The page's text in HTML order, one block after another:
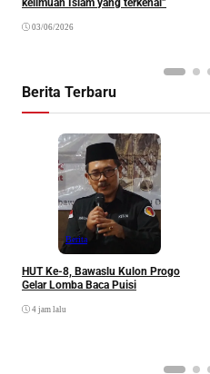
keilmuan Islam yang terkenal”
03/06/2026
Berita Terbaru
Berita
HUT Ke-8, Bawaslu Kulon Progo
Gelar Lomba Baca Puisi
4 jam lalu